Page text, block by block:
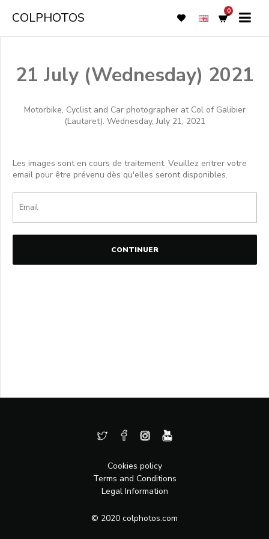
COLPHOTOS 0
21 July (Wednesday) 2021
Motorbike, Cyclist and Car photographer at Col of Galibier
(Lautaret). Wednesday, July 21, 2021
Les images sont en cours de traitement. Veuillez entrer votre
email pour être prévenu dès qu'elles seront disponibles.
CONTINUER
Cookies policy
Terms and Conditions
Legal Information
© 2020 colphotos.com